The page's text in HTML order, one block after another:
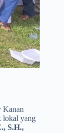
Kanan
lokal yang
S.H.,